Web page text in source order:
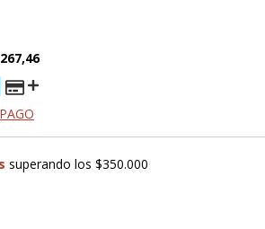
superando los$350.000